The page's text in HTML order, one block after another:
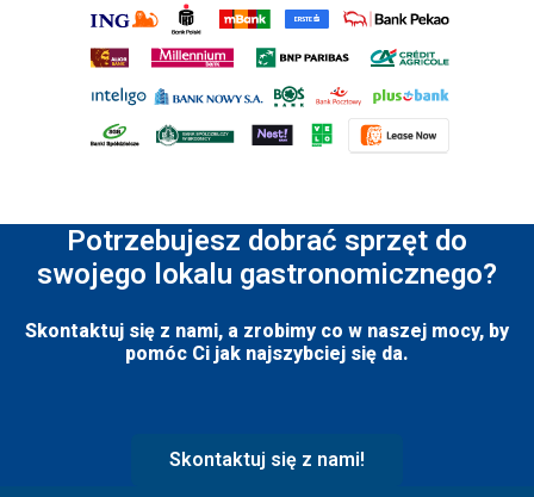
Potrzebujesz dobrać sprzęt do
swojego lokalu gastronomicznego?
Skontaktuj się z nami, a zrobimy co w naszej mocy, by
pomóc Ci jak najszybciej się da.
Skontaktuj się z nami!